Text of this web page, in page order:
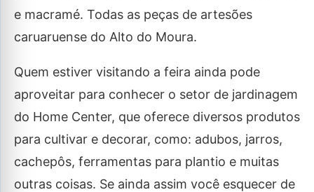
e macramé. Todas as peças de artesões
caruaruense do Alto do Moura.
Quem estiver visitando a feira ainda pode
aproveitar para conhecer o setor de jardinagem
do Home Center, que oferece diversos produtos
para cultivar e decorar, como: adubos, jarros,
cachepôs, ferramentas para plantio e muitas
outras coisas. Se ainda assim você esquecer de